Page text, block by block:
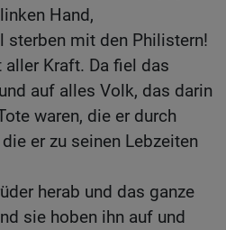
Hand,
sterben mit den Philistern!
Kraft. Da fiel das
auf alles Volk, das darin
waren, die er durch
er zu seinen Lebzeiten
herab und das ganze
sie hoben ihn auf und